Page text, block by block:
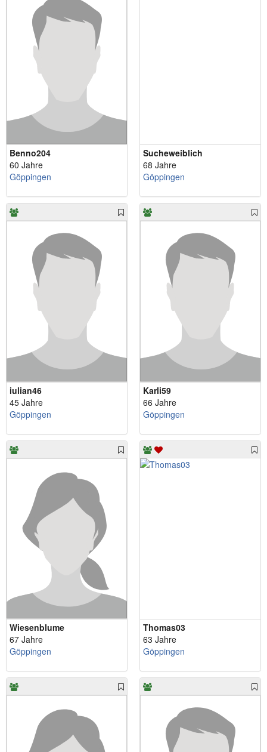
Benno204
60 Jahre
Göppingen
Sucheweiblich
68 Jahre
Göppingen
iulian46
45 Jahre
Göppingen
Karli59
66 Jahre
Göppingen
Wiesenblume
67 Jahre
Göppingen
Thomas03
63 Jahre
Göppingen